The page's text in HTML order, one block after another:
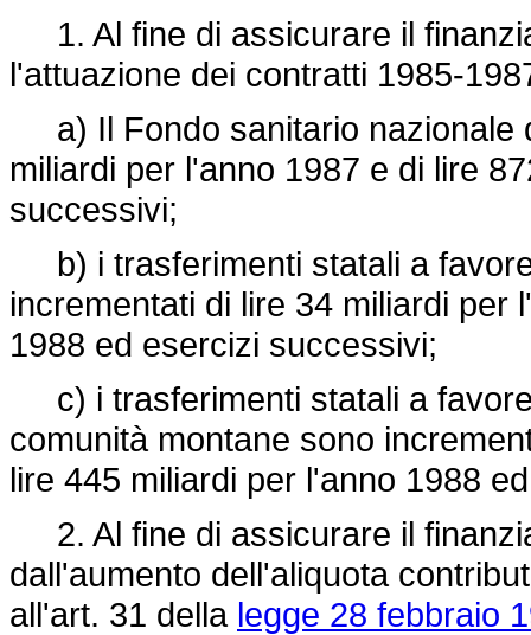
1. Al fine di assicurare il
l'attuazione dei contratti 1985-
a) Il Fondo sanitario nazionale
miliardi per l'anno 1987 e di lire
successivi;
b) i trasferimenti statali a
incrementati di lire 34 miliardi per
1988 ed esercizi successivi;
c) i trasferimenti statali a
comunità montane sono
lire 445 miliardi per l'anno 1988
2. Al fine di assicurare il
dall'aumento dell'aliquota
all'art. 31 della legge 28 febbraio